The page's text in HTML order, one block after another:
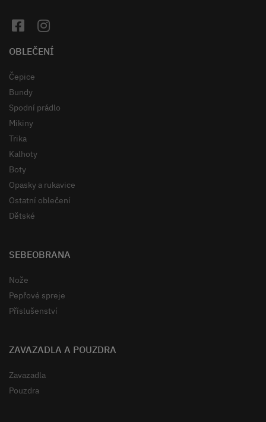
OBLEČENÍ
Čepice
Bundy
Spodní prádlo
Mikiny
Trika
Kalhoty
Boty
Opasky a rukavice
Ostatní oblečení
Dětské
SEBEOBRANA
Nože
Pepřové spreje
Příslušenství
ZAVAZADLA A POUZDRA
Zavazadla
Pouzdra